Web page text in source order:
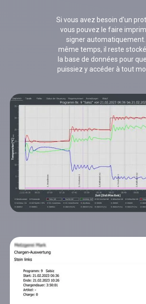
Si vous avez besoin d'un
vous pouvez le faire
signer automatiquement.
même temps, il reste
la base de données pour
puissiez y accéder à tout